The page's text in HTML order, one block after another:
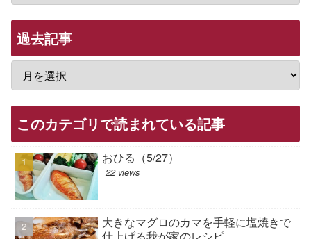
過去記事
このカテゴリで読まれている記事
おひる（5/27）
22 views
大きなマグロのカマを手軽に塩焼きで